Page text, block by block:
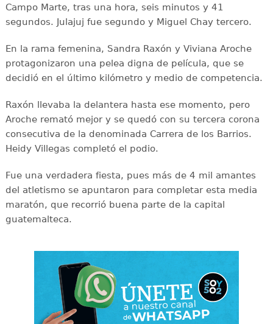
Campo Marte, tras una hora, seis minutos y 41
segundos. Julajuj fue segundo y Miguel Chay tercero.
En la rama femenina, Sandra Raxón y Viviana Aroche
protagonizaron una pelea digna de película, que se
decidió en el último kilómetro y medio de competencia.
Raxón llevaba la delantera hasta ese momento, pero
Aroche remató mejor y se quedó con su tercera corona
consecutiva de la denominada Carrera de los Barrios.
Heidy Villegas completó el podio.
Fue una verdadera fiesta, pues más de 4 mil amantes
del atletismo se apuntaron para completar esta media
maratón, que recorrió buena parte de la capital
guatemalteca.